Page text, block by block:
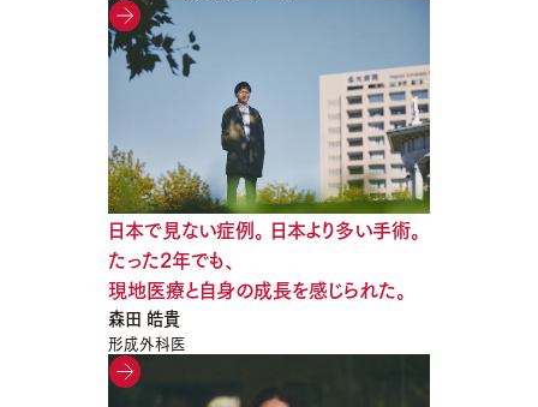
日本で見ない症例。 日本より多い手術。
たった2年でも、
現地医療と自身の成長を感じられた。
森田 皓貴
形成外科医